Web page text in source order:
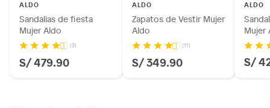
ALDO
Sandalias de fiesta
Mujer Aldo
(3)
S/ 479.90
ALDO
Zapatos de Vestir Mujer
Aldo
(11)
S/ 349.90
ALDO
Mujer
S/